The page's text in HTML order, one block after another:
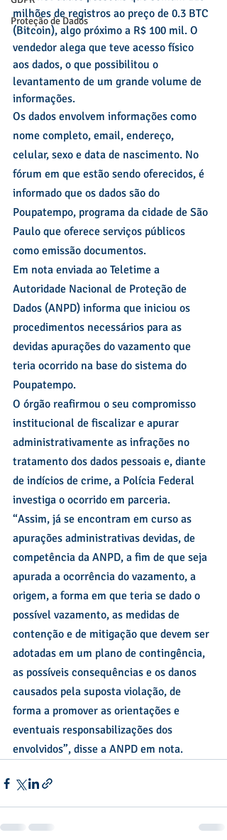
Proteção de Dados
milhões de registros ao preço de 0.3 BTC
(Bitcoin), algo próximo a R$ 100 mil. O
vendedor alega que teve acesso físico
aos dados, o que possibilitou o
levantamento de um grande volume de
informações.
Os dados envolvem informações como
nome completo, email, endereço,
celular, sexo e data de nascimento. No
fórum em que estão sendo oferecidos, é
informado que os dados são do
Poupatempo, programa da cidade de São
Paulo que oferece serviços públicos
como emissão documentos.
Em nota enviada ao Teletime a
Autoridade Nacional de Proteção de
Dados (ANPD) informa que iniciou os
procedimentos necessários para as
devidas apurações do vazamento que
teria ocorrido na base do sistema do
Poupatempo.
O órgão reafirmou o seu compromisso
institucional de fiscalizar e apurar
administrativamente as infrações no
tratamento dos dados pessoais e, diante
de indícios de crime, a Polícia Federal
investiga o ocorrido em parceria.
“Assim, já se encontram em curso as
apurações administrativas devidas, de
competência da ANPD, a fim de que seja
apurada a ocorrência do vazamento, a
origem, a forma em que teria se dado o
possível vazamento, as medidas de
contenção e de mitigação que devem ser
adotadas em um plano de contingência,
as possíveis consequências e os danos
causados pela suposta violação, de
forma a promover as orientações e
eventuais responsabilizações dos
envolvidos”, disse a ANPD em nota.